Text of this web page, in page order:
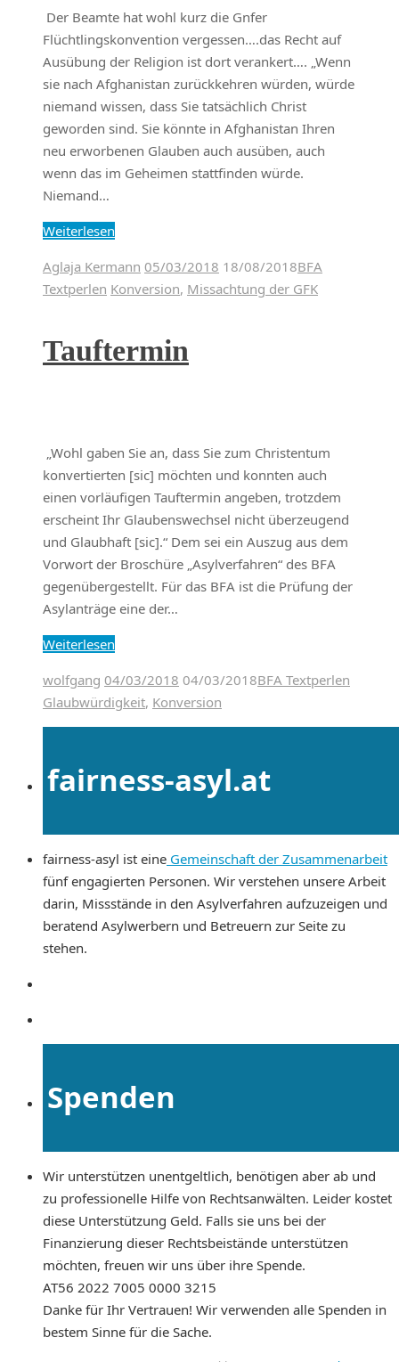
Der Beamte hat wohl kurz die Gnfer
Flüchtlingskonvention vergessen….das Recht auf
Ausübung der Religion ist dort verankert…. „Wenn
sie nach Afghanistan zurückkehren würden, würde
niemand wissen, dass Sie tatsächlich Christ
geworden sind. Sie könnte in Afghanistan Ihren
neu erworbenen Glauben auch ausüben, auch
wenn das im Geheimen stattfinden würde.
Niemand…
Weiterlesen
Aglaja Kermann 05/03/2018 18/08/2018BFA
Textperlen Konversion, Missachtung der GFK
Tauftermin
„Wohl gaben Sie an, dass Sie zum Christentum
konvertierten [sic] möchten und konnten auch
einen vorläufigen Tauftermin angeben, trotzdem
erscheint Ihr Glaubenswechsel nicht überzeugend
und Glaubhaft [sic].“ Dem sei ein Auszug aus dem
Vorwort der Broschüre „Asylverfahren“ des BFA
gegenübergestellt. Für das BFA ist die Prüfung der
Asylanträge eine der…
Weiterlesen
wolfgang 04/03/2018 04/03/2018BFA Textperlen
Glaubwürdigkeit, Konversion
fairness-asyl.at
fairness-asyl ist eine Gemeinschaft der Zusammenarbeit
fünf engagierten Personen. Wir verstehen unsere Arbeit
darin, Missstände in den Asylverfahren aufzuzeigen und
beratend Asylwerbern und Betreuern zur Seite zu
stehen.
Spenden
Wir unterstützen unentgeltlich, benötigen aber ab und
zu professionelle Hilfe von Rechtsanwälten. Leider kostet
diese Unterstützung Geld. Falls sie uns bei der
Finanzierung dieser Rechtsbeistände unterstützen
möchten, freuen wir uns über ihre Spende.
AT56 2022 7005 0000 3215
Danke für Ihr Vertrauen! Wir verwenden alle Spenden in
bestem Sinne für die Sache.